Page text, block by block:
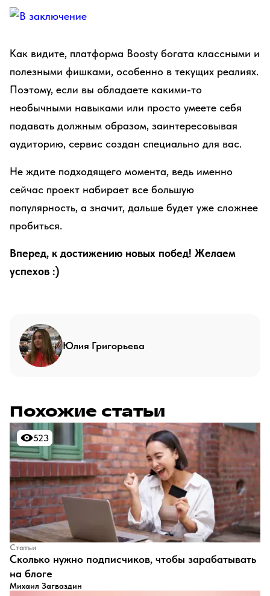
Как видите, платформа Boosty богата классными и
полезными фишками, особенно в текущих реалиях.
Поэтому, если вы обладаете какими-то
необычными навыками или просто умеете себя
подавать должным образом, заинтересовывая
аудиторию, сервис создан специально для вас.
Не ждите подходящего момента, ведь именно
сейчас проект набирает все большую
популярность, а значит, дальше будет уже сложнее
пробиться.
Вперед, к достижению новых побед! Желаем
успехов :)
Юлия Григорьева
Похожие статьи
523
523
Статьи
​Сколько нужно подписчиков, чтобы зарабатывать
на блоге
Михаил Загваздин